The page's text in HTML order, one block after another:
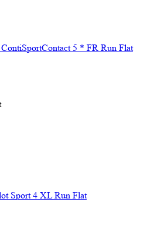
5 * FR Run Flat
Sport 4 XL Run Flat